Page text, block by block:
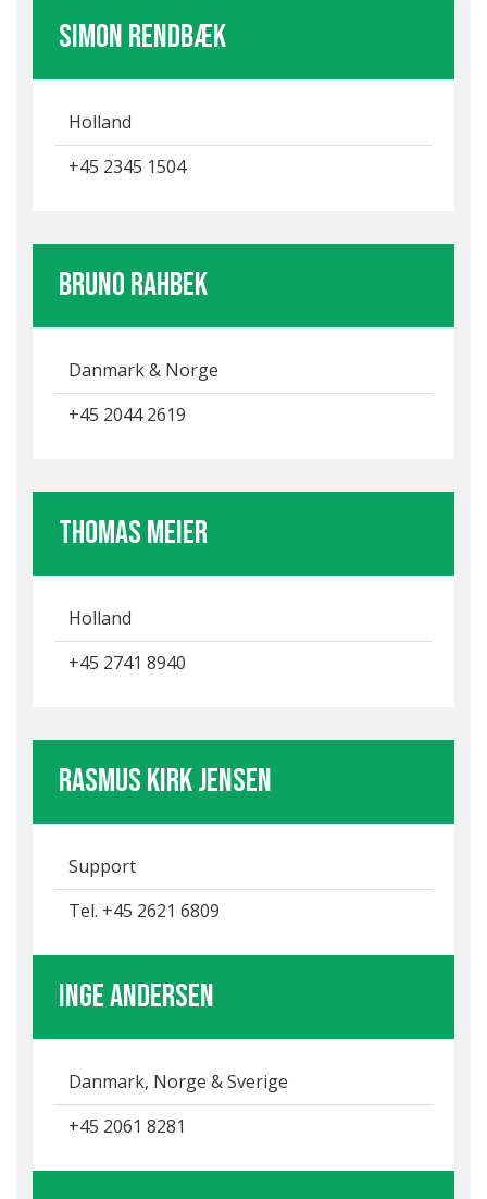
Simon Rendbæk
Holland
+45 2345 1504
Bruno Rahbek
Danmark & Norge
+45 2044 2619
thomas meier
Holland
+45 2741 8940
Rasmus Kirk Jensen
Support
Tel. +45 2621 6809
inge andersen
Danmark, Norge & Sverige
+45 2061 8281